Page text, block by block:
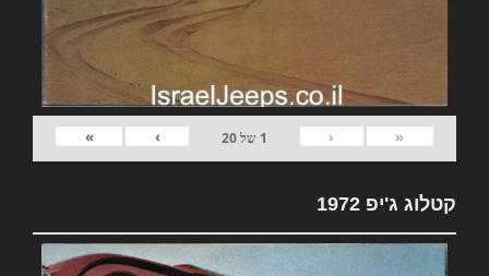
«
‹
1 של20
›
»
קטלוג ג'יפ 1972